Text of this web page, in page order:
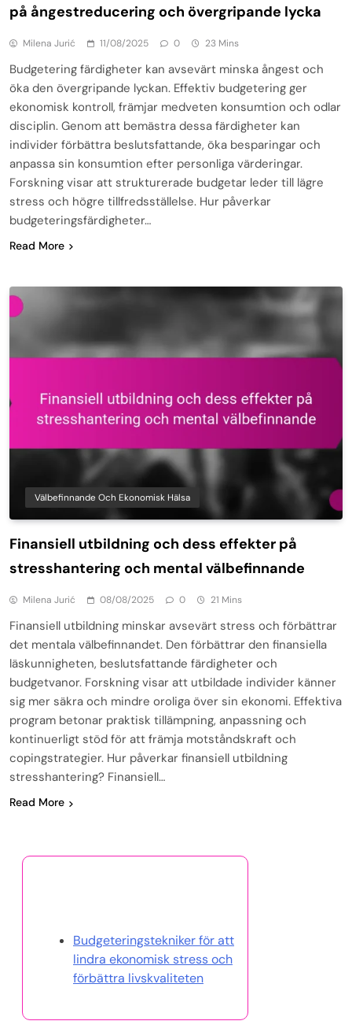
på ångestreducering och övergripande lycka
Milena Jurić 11/08/2025 0 23 Mins
Budgetering färdigheter kan avsevärt minska ångest och
öka den övergripande lyckan. Effektiv budgetering ger
ekonomisk kontroll, främjar medveten konsumtion och odlar
disciplin. Genom att bemästra dessa färdigheter kan
individer förbättra beslutsfattande, öka besparingar och
anpassa sin konsumtion efter personliga värderingar.
Forskning visar att strukturerade budgetar leder till lägre
stress och högre tillfredsställelse. Hur påverkar
budgeteringsfärdigheter…
Read More
Välbefinnande Och Ekonomisk Hälsa
Finansiell utbildning och dess effekter på
stresshantering och mental välbefinnande
Milena Jurić 08/08/2025 0 21 Mins
Finansiell utbildning minskar avsevärt stress och förbättrar
det mentala välbefinnandet. Den förbättrar den finansiella
läskunnigheten, beslutsfattande färdigheter och
budgetvanor. Forskning visar att utbildade individer känner
sig mer säkra och mindre oroliga över sin ekonomi. Effektiva
program betonar praktisk tillämpning, anpassning och
kontinuerligt stöd för att främja motståndskraft och
copingstrategier. Hur påverkar finansiell utbildning
stresshantering? Finansiell…
Read More
Budgeteringstekniker för att
lindra ekonomisk stress och
förbättra livskvaliteten